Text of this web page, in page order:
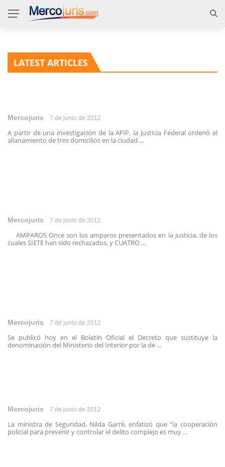
LATEST ARTICLES
Mercojuris 7 de junio de 2012
A partir de una investigación de la AFIP, la Justicia Federal ordenó el
allanamiento de tres domicilios en la ciudad ...
Mercojuris 7 de junio de 2012
AMPAROS Once son los amparos presentados en la Justicia, de los
cuales SIETE han sido rechazados, y CUATRO ...
Mercojuris 7 de junio de 2012
Se publicó hoy en el Boletín Oficial el Decreto que sustituye la
denominación del Ministerio del Interior por la de ...
Mercojuris 7 de junio de 2012
La ministra de Seguridad, Nilda Garré, enfatizó que “la cooperación
policial para prevenir y controlar el delito complejo es muy ...